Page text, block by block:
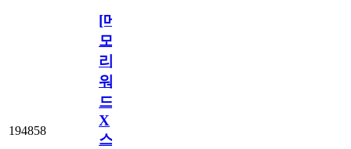
194858
[메
모
리
워
드
X
스